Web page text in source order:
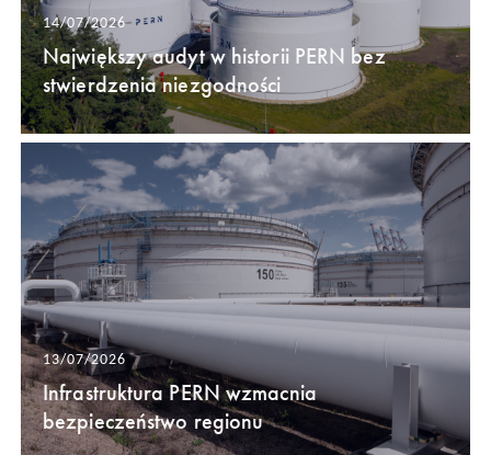
14/07/2026
Największy audyt w historii PERN bez
stwierdzenia niezgodności
13/07/2026
Infrastruktura PERN wzmacnia
bezpieczeństwo regionu